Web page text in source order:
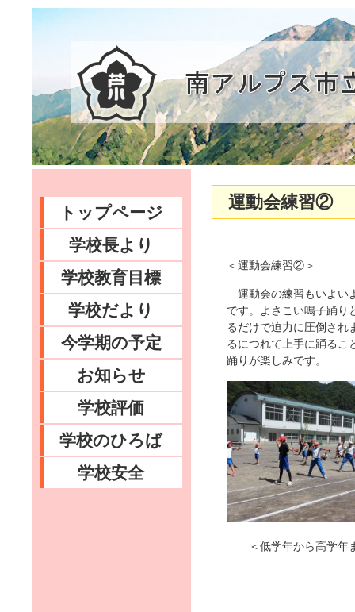
トップページ
学校長より
学校教育目標
学校だより
今学期の予定
お知らせ
学校評価
学校のひろば
学校安全
運動会練習②
＜運動会練習②＞
運動会の練習もいよい
です。よさこい鳴子踊り
るだけで迫力に圧倒され
るにつれて上手に踊るこ
踊りが楽しみです。
＜低学年から高学年ま